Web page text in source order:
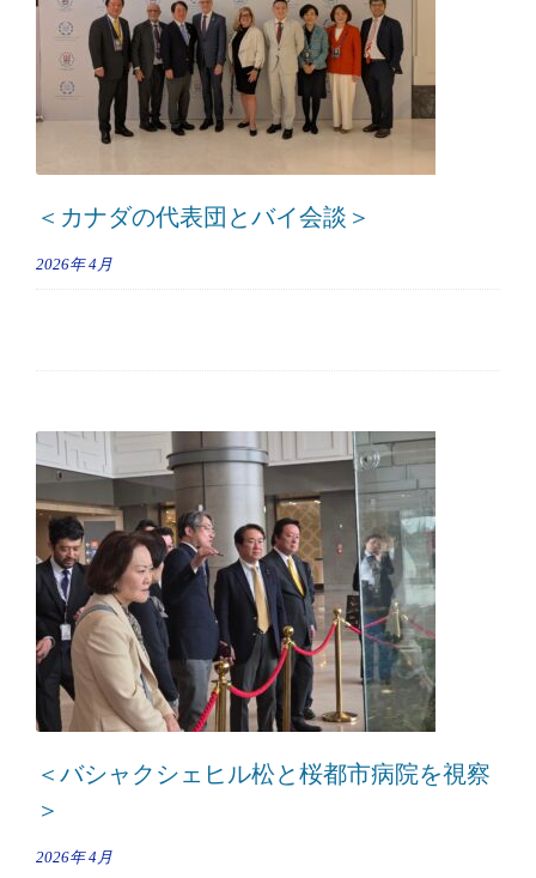
＜カナダの代表団とバイ会談＞
2026年 4月
＜バシャクシェヒル松と桜都市病院を視察
＞
2026年 4月